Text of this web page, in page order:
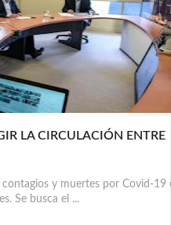
LA CIRCULACIÓN ENTRE
y muertes por Covid-19
Se busca el ...